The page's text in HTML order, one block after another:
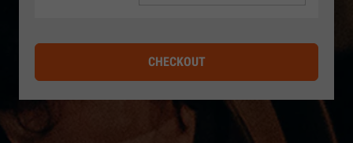
CHECKOUT